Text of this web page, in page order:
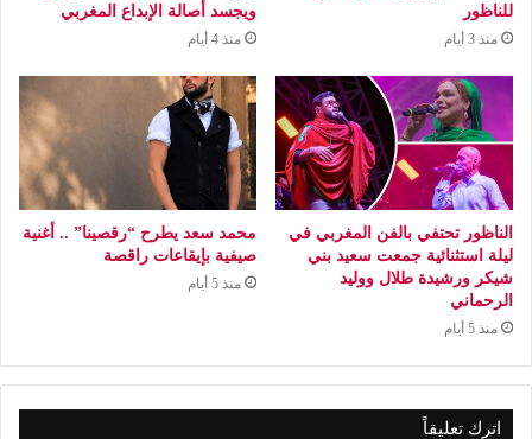
للناظور
منذ 3 أيام
ويجسد أصالة الإبداع المغربي
منذ 4 أيام
الناظور تحتفي بالفن المغربي في
ليلة استثنائية جمعت سعيد بني
شيكر ورشيدة طلال ووليد
الرحماني
منذ 5 أيام
محمد سعد يطرح “رقصينا” .. أغنية
صيفية بإيقاعات راقصة
منذ 5 أيام
اترك تعليقاً